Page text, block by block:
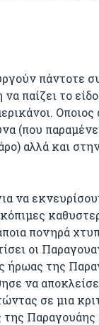
πάντοτε
παίζει το
Οποιος
(που
αλλά και
να
πονηρά
οι
ήρωας της
να
σε μια
της